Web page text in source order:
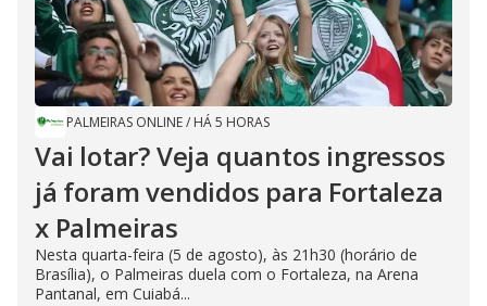
PALMEIRAS ONLINE/ HÁ 5 HORAS
Vai lotar? Veja quantos ingressos
já foram vendidos para Fortaleza
x Palmeiras
Nesta quarta-feira (5 de agosto), às 21h30 (horário de
Brasília), o Palmeiras duela com o Fortaleza, na Arena
Pantanal, em Cuiabá...